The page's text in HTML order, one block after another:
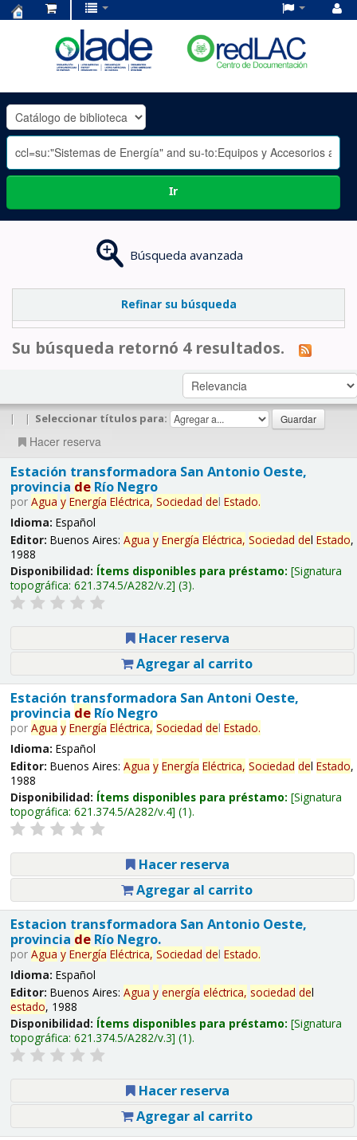
OLADE
-
Ir
Búsqueda avanzada
Refinar su búsqueda
Su búsqueda retornó 4 resultados.
| | Seleccionar títulos para:
Hacer reserva
Estación transformadora San Antonio Oeste,
provincia deRío Negro
por Agua y Energía Eléctrica, Sociedad del Estado.
Idioma: Español
Editor: Buenos Aires: Agua y Energía Eléctrica, Sociedad del Estado,
1988
Disponibilidad: Ítems disponibles para préstamo: Signatura
topográfica: 621.374.5/A282/v.2 (3).
Hacer reserva
Agregar al carrito
Estación transformadora San Antoni Oeste,
provincia deRío Negro
por Agua y Energía Eléctrica, Sociedad del Estado.
Idioma: Español
Editor: Buenos Aires: Agua y Energía Eléctrica, Sociedad del Estado,
1988
Disponibilidad: Ítems disponibles para préstamo: Signatura
topográfica: 621.374.5/A282/v.4 (1).
Hacer reserva
Agregar al carrito
Estacion transformadora San Antonio Oeste,
provincia deRío Negro.
por Agua y Energía Eléctrica, Sociedad del Estado.
Idioma: Español
Editor: Buenos Aires: Agua y energía eléctrica, sociedad del
estado, 1988
Disponibilidad: Ítems disponibles para préstamo: Signatura
topográfica: 621.374.5/A282/v.3 (1).
Hacer reserva
Agregar al carrito